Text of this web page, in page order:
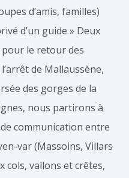
d’amis, familles)
d’un guide » Deux
le retour des
de Mallaussène,
des gorges de la
nous partirons à
communication entre
var (Massoins, Villars
cols, vallons et crêtes,